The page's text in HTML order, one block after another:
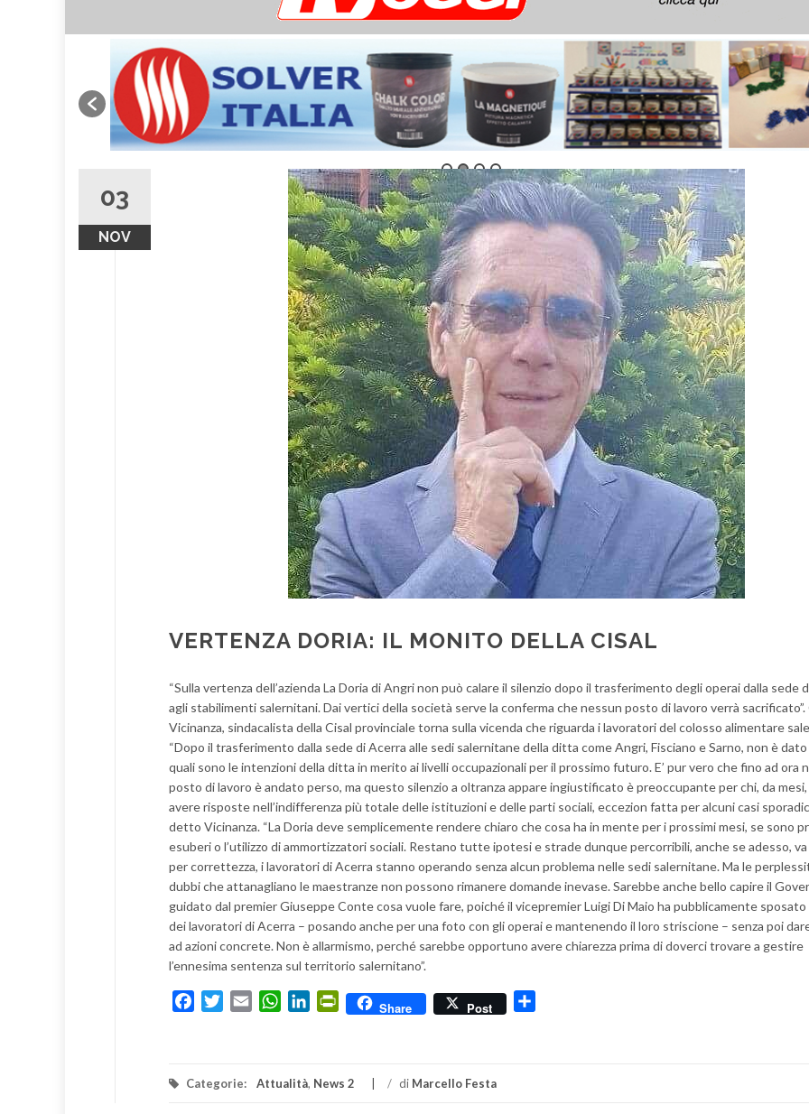
03
NOV
VERTENZA DORIA: IL MONITO DELLA CISAL
“Sulla vertenza dell’azienda La Doria di Angri non può calare il silenzio dopo il trasferimento degli operai dalla sede
agli stabilimenti salernitani. Dai vertici della società serve la conferma che nessun posto di lavoro verrà sacrificato”.
Vicinanza, sindacalista della Cisal provinciale torna sulla vicenda che riguarda i lavoratori del colosso alimentare
“Dopo il trasferimento dalla sede di Acerra alle sedi salernitane della ditta come Angri, Fisciano e Sarno, non è
quali sono le intenzioni della ditta in merito ai livelli occupazionali per il prossimo futuro. E’ pur vero che fino ad ora
posto di lavoro è andato perso, ma questo silenzio a oltranza appare ingiustificato è preoccupante per chi, da mesi,
avere risposte nell’indifferenza più totale delle istituzioni e delle parti sociali, eccezion fatta per alcuni casi
detto Vicinanza. “La Doria deve semplicemente rendere chiaro che cosa ha in mente per i prossimi mesi, se sono
esuberi o l’utilizzo di ammortizzatori sociali. Restano tutte ipotesi e strade dunque percorribili, anche se adesso,
per correttezza, i lavoratori di Acerra stanno operando senza alcun problema nelle sedi salernitane. Ma le
dubbi che attanagliano le maestranze non possono rimanere domande inevase. Sarebbe anche bello capire il
guidato dal premier Giuseppe Conte cosa vuole fare, poiché il vicepremier Luigi Di Maio ha pubblicamente sposato
dei lavoratori di Acerra – posando anche per una foto con gli operai e mantenendo il loro striscione – senza poi
ad azioni concrete. Non è allarmismo, perché sarebbe opportuno avere chiarezza prima di doverci trovare a gestire
l’ennesima sentenza sul territorio salernitano”.
FacebookTwitterEmail WhatsApp
LinkedInPrintFriendly
Share Post
Categorie: Attualità, News 2 / di Marcello Festa